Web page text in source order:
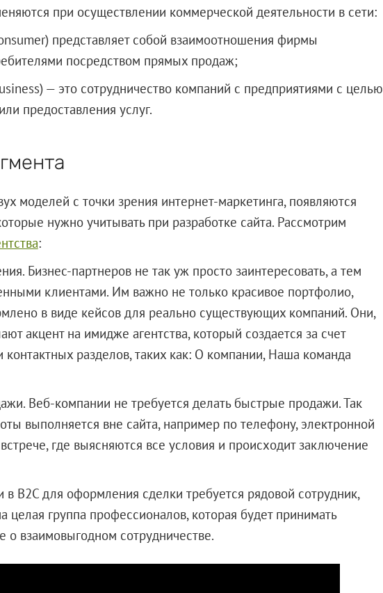
при осуществлении коммерческой деятельности в сети:
представляет собой взаимоотношения фирмы
посредством прямых продаж;
— это сотрудничество компаний с предприятиями с целью
предоставления услуг.
моделей с точки зрения интернет-маркетинга, появляются
нужно учитывать при разработке сайта. Рассмотрим
:
Бизнес-партнеров не так уж просто заинтересовать, а тем
клиентами. Им важно не только красивое портфолио,
в виде кейсов для реально существующих компаний. Они,
акцент на имидже агентства, который создается за счет
контактных разделов, таких как: О компании, Наша команда
Веб-компании не требуется делать быстрые продажи. Так
выполняется вне сайта, например по телефону, электронной
где выясняются все условия и происходит заключение
в B2C для оформления сделки требуется рядовой сотрудник,
целая группа профессионалов, которая будет принимать
о взаимовыгодном сотрудничестве.